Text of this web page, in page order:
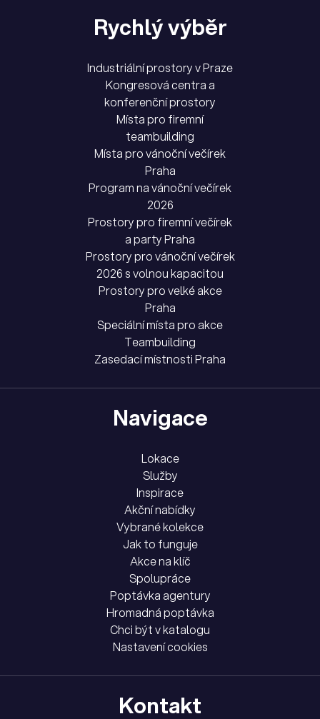
Rychlý výběr
Industriální prostory v Praze
Kongresová centra a
konferenční prostory
Místa pro firemní
teambuilding
Místa pro vánoční večírek
Praha
Program na vánoční večírek
2026
Prostory pro firemní večírek
a party Praha
Prostory pro vánoční večírek
2026 s volnou kapacitou
Prostory pro velké akce
Praha
Speciální místa pro akce
Teambuilding
Zasedací místnosti Praha
Navigace
Lokace
Služby
Inspirace
Akční nabídky
Vybrané kolekce
Jak to funguje
Akce na klíč
Spolupráce
Poptávka agentury
Hromadná poptávka
Chci být v katalogu
Nastavení cookies
Kontakt